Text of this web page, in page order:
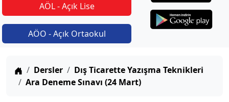
AÖL - Açık Lise
AÖO - Açık Ortaokul
Anasayfa
Dersler
Dış Ticarette Yazışma Teknikleri
Ara Deneme Sınavı (24 Mart)